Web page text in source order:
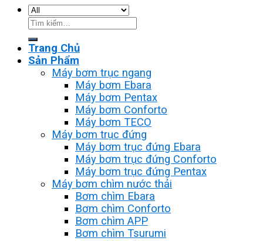
Tìm
Trang Chủ
Sản Phẩm
Máy bơm trục ngang
Máy bơm Ebara
Máy bơm Pentax
Máy bơm Conforto
Máy bơm TECO
Máy bơm trục đứng
Máy bơm trục đứng Ebara
Máy bơm trục đứng Conforto
Máy bơm trục đứng Pentax
Máy bơm chìm nước thải
Bơm chìm Ebara
Bơm chìm Conforto
Bơm chìm APP
Bơm chìm Tsurumi